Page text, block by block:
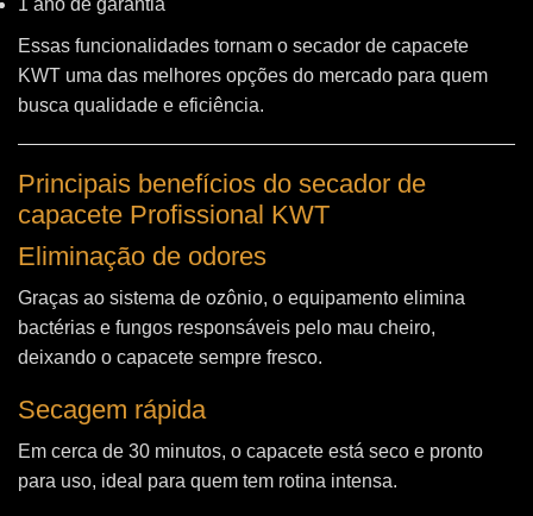
1 ano de garantia
Essas funcionalidades tornam o secador de capacete
KWT uma das melhores opções do mercado para quem
busca qualidade e eficiência.
Principais benefícios do secador de
capacete Profissional KWT
Eliminação de odores
Graças ao sistema de ozônio, o equipamento elimina
bactérias e fungos responsáveis pelo mau cheiro,
deixando o capacete sempre fresco.
Secagem rápida
Em cerca de 30 minutos, o capacete está seco e pronto
para uso, ideal para quem tem rotina intensa.